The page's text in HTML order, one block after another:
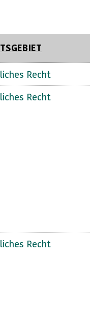
Recht
Recht
Recht